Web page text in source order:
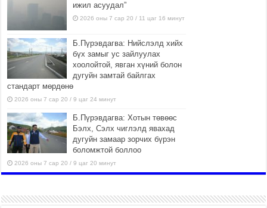
ижил асуудал”
2026 оны 7 сар 20 / 11 цаг 16 минут
Б.Пүрэвдагва: Нийслэлд хийх
бүх замыг ус зайлуулах
хоолойтой, явган хүний болон
дугуйн замтай байлгах
стандарт мөрдөнө
2026 оны 7 сар 20 / 9 цаг 24 минут
Б.Пүрэвдагва: Хотын төвөөс
Бэлх, Сэлх чиглэлд явахад
дугуйн замаар зорчих бүрэн
боломжтой боллоо
2026 оны 7 сар 20 / 9 цаг 20 минут
шугам хоолойн ажил 80